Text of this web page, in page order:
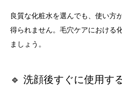
良質な化粧水を選んでも、使い方
得られません。毛穴ケアにおける
ましょう。
🔹 洗顔後すぐに使用す